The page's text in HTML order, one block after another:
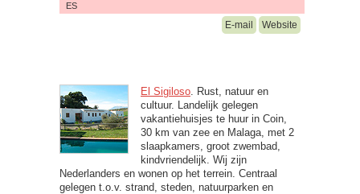
ES
E-mail Website
El Sigiloso. Rust, natuur en
cultuur. Landelijk gelegen
vakantiehuisjes te huur in Coin,
30 km van zee en Malaga, met 2
slaapkamers, groot zwembad,
kindvriendelijk. Wij zijn
Nederlanders en wonen op het terrein. Centraal
gelegen t.o.v. strand, steden, natuurparken en